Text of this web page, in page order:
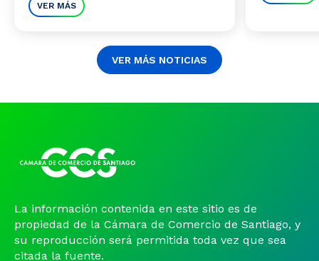
VER MÁS
VER MÁS NOTICIAS
La información contenida en este sitio es de
propiedad de la Cámara de Comercio de Santiago, y
su reproducción será permitida toda vez que sea
citada la fuente.